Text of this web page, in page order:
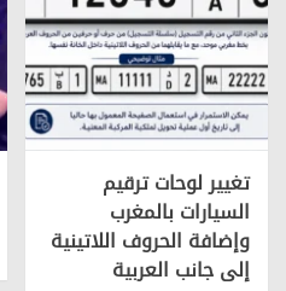
تغيير لوحات ترقيم
السيارات بالمغرب
وإضافة الحروف اللاتينية
إلى جانب العربية